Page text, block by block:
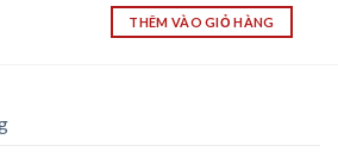
THÊM VÀO GIỎ HÀNG